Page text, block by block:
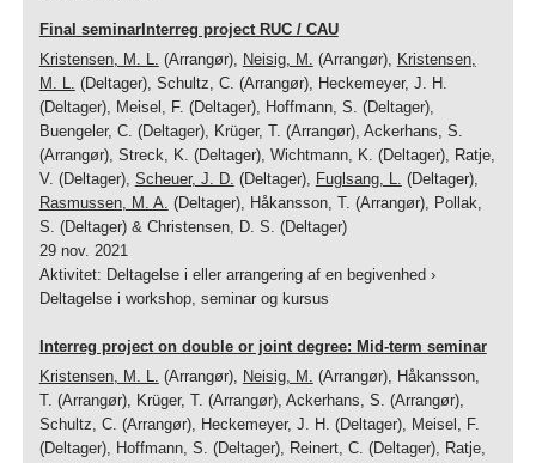
Final seminarInterreg project RUC / CAU
Kristensen, M. L.
(Arrangør), Neisig, M. (Arrangør), Kristensen,
M. L.
(Deltager), Schultz, C. (Arrangør), Heckemeyer, J. H.
(Deltager), Meisel, F. (Deltager), Hoffmann, S. (Deltager),
Buengeler, C. (Deltager), Krüger, T. (Arrangør), Ackerhans, S.
(Arrangør), Streck, K. (Deltager), Wichtmann, K. (Deltager), Ratje,
V. (Deltager), Scheuer, J. D. (Deltager), Fuglsang, L.
(Deltager),
Rasmussen, M. A. (Deltager), Håkansson, T. (Arrangør), Pollak,
S. (Deltager) & Christensen, D. S. (Deltager)
29 nov. 2021
Aktivitet: Deltagelse i eller arrangering af en begivenhed›
Deltagelse i workshop, seminar og kursus
Interreg project on double or joint degree: Mid-term seminar
Kristensen, M. L.
(Arrangør), Neisig, M. (Arrangør), Håkansson,
T. (Arrangør), Krüger, T. (Arrangør), Ackerhans, S. (Arrangør),
Schultz, C. (Arrangør), Heckemeyer, J. H. (Deltager), Meisel, F.
(Deltager), Hoffmann, S. (Deltager), Reinert, C. (Deltager), Ratje,